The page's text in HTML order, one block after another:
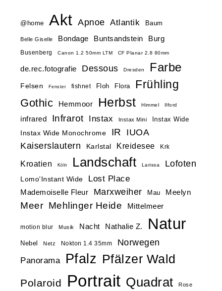
@home Akt Apnoe Atlantik Baum
Belle Giselle Bondage Buntsandstein Burg
Busenberg Canon 1.2 50mm LTM CF Planar 2.8 80mm
de.rec.fotografie Dessous Dresden Farbe
Felsen Fenster fishnet Floh Flora Frühling
Gothic Hemmoor Herbst Himmel Ilford
infrared Infrarot Instax Instax Mini
Instax Wide
Instax Wide Monochrome
IR
IUOA
Kaiserslautern
Karlstal Kreidesee Krk
Kroatien Köln Landschaft Larissa Lofoten
Lomo'Instant Wide Lost Place
Mademoiselle Fleur Marxweiher Mau Meelyn
Meer Mehlinger Heide Mittelmeer
motion blur Musik Nacht Nathalie Z. Natur
Nebel Netz Nokton 1.4 35mm Norwegen
Panorama Pfalz Pfälzer Wald
Polaroid Portrait Quadrat Rose